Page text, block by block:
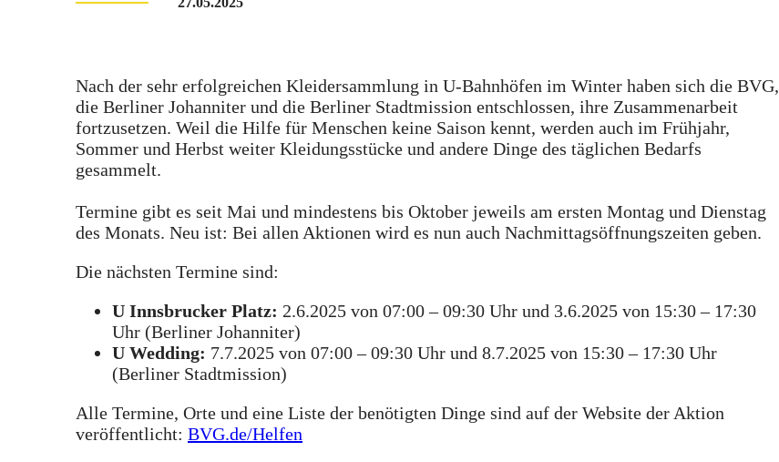
Nach der sehr erfolgreichen Kleidersammlung in U-Bahnhöfen im Winter haben sich die BVG,
die Berliner Johanniter und die Berliner Stadtmission entschlossen, ihre Zusammenarbeit
fortzusetzen. Weil die Hilfe für Menschen keine Saison kennt, werden auch im Frühjahr,
Sommer und Herbst weiter Kleidungsstücke und andere Dinge des täglichen Bedarfs
gesammelt.
Termine gibt es seit Mai und mindestens bis Oktober jeweils am ersten Montag und Dienstag
des Monats. Neu ist: Bei allen Aktionen wird es nun auch Nachmittagsöffnungszeiten geben.
Die nächsten Termine sind:
U Innsbrucker Platz: 2.6.2025 von 07:00 – 09:30 Uhr und 3.6.2025 von 15:30 – 17:30
Uhr (Berliner Johanniter)
U Wedding: 7.7.2025 von 07:00 – 09:30 Uhr und 8.7.2025 von 15:30 – 17:30 Uhr
(Berliner Stadtmission)
Alle Termine, Orte und eine Liste der benötigten Dinge sind auf der Website der Aktion
veröffentlicht: BVG.de/Helfen